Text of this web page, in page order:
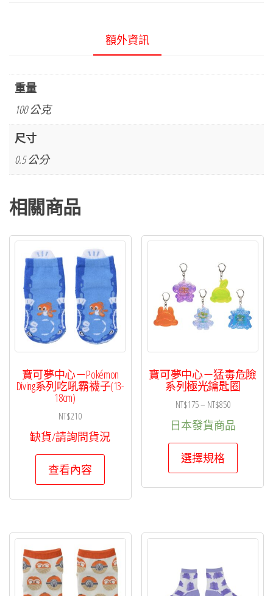
險
列
霸
王
花
筒
襪
數
量
額外資訊
重量
100 公克
尺寸
0.5 公分
相關商品
寶可夢中心－Pokémon
Diving系列吃吼霸襪子(13-
18cm)
NT$210
缺貨/請詢問貨況
查看內容
寶可夢中心－猛毒危險
系列極光鑰匙圈
NT$175– NT$850價
格
範
圍：
到
NT$850
日本發貨商品
選擇規格
此
種